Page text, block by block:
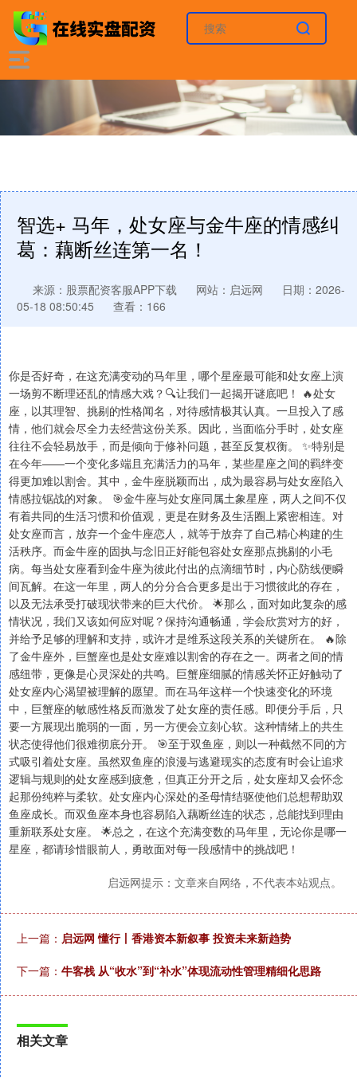
智选+ 马年，处女座与金牛座的情感纠
葛：藕断丝连第一名！
来源：股票配资客服APP下载 网站：启远网
日期：2026-
05-18 08:50:45
查看：166
你是否好奇，在这充满变动的马年里，哪个星座最可能和处女座上演
一场剪不断理还乱的情感大戏？🔍让我们一起揭开谜底吧！ 🔥处女
座，以其理智、挑剔的性格闻名，对待感情极其认真。一旦投入了感
情，他们就会尽全力去经营这份关系。因此，当面临分手时，处女座
往往不会轻易放手，而是倾向于修补问题，甚至反复权衡。 ✨特别是
在今年——一个变化多端且充满活力的马年，某些星座之间的羁绊变
得更加难以割舍。其中，金牛座脱颖而出，成为最容易与处女座陷入
情感拉锯战的对象。 🎯金牛座与处女座同属土象星座，两人之间不仅
有着共同的生活习惯和价值观，更是在财务及生活圈上紧密相连。对
处女座而言，放弃一个金牛座恋人，就等于放弃了自己精心构建的生
活秩序。而金牛座的固执与念旧正好能包容处女座那点挑剔的小毛
病。每当处女座看到金牛座为彼此付出的点滴细节时，内心防线便瞬
间瓦解。在这一年里，两人的分分合合更多是出于习惯彼此的存在，
以及无法承受打破现状带来的巨大代价。 🌟那么，面对如此复杂的感
情状况，我们又该如何应对呢？保持沟通畅通，学会欣赏对方的好，
并给予足够的理解和支持，或许才是维系这段关系的关键所在。 🔥除
了金牛座外，巨蟹座也是处女座难以割舍的存在之一。两者之间的情
感纽带，更像是心灵深处的共鸣。巨蟹座细腻的情感关怀正好触动了
处女座内心渴望被理解的愿望。而在马年这样一个快速变化的环境
中，巨蟹座的敏感性格反而激发了处女座的责任感。即便分手后，只
要一方展现出脆弱的一面，另一方便会立刻心软。这种情绪上的共生
状态使得他们很难彻底分开。 🎯至于双鱼座，则以一种截然不同的方
式吸引着处女座。虽然双鱼座的浪漫与逃避现实的态度有时会让追求
逻辑与规则的处女座感到疲惫，但真正分开之后，处女座却又会怀念
起那份纯粹与柔软。处女座内心深处的圣母情结驱使他们总想帮助双
鱼座成长。而双鱼座本身也容易陷入藕断丝连的状态，总能找到理由
重新联系处女座。 🌟总之，在这个充满变数的马年里，无论你是哪一
星座，都请珍惜眼前人，勇敢面对每一段感情中的挑战吧！
启远网提示：文章来自网络，不代表本站观点。
上一篇： 启远网 懂行丨香港资本新叙事 投资未来新趋势
下一篇： 牛客栈 从“收水”到“补水”体现流动性管理精细化思路
相关文章